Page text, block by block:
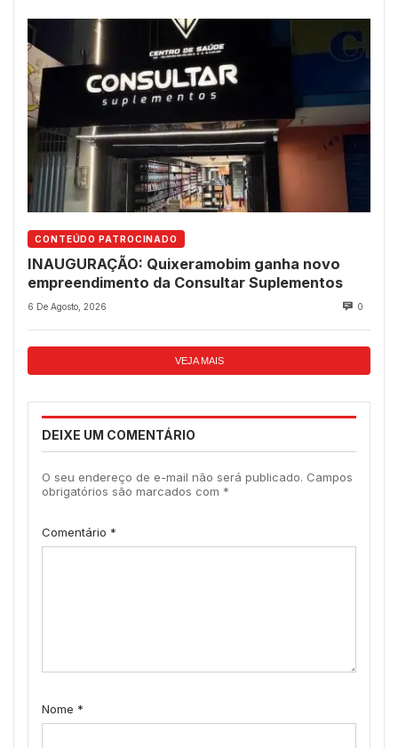
CONTEÚDO PATROCINADO
INAUGURAÇÃO: Quixeramobim ganha novo
empreendimento da Consultar Suplementos
6 De Agosto, 2026 0
VEJA MAIS
DEIXE UM COMENTÁRIO
O seu endereço de e-mail não será publicado. Campos
obrigatórios são marcados com *
Comentário *
Nome *